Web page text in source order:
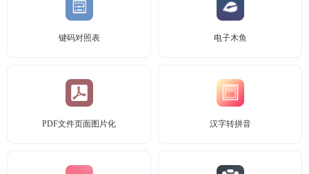
键码对照表 电子木鱼
PDF文件页面图片化 汉字转拼音